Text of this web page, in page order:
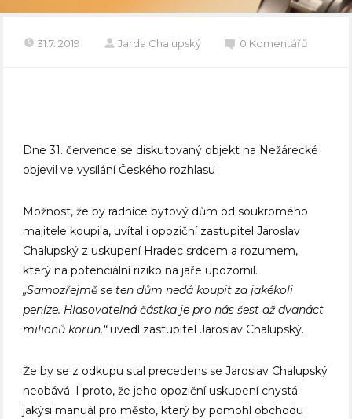
31.7. 2019 Jarda Chalupský 0 Komentářů
Dne 31. července se diskutovaný objekt na Nežárecké
objevil ve vysílání Českého rozhlasu
Možnost, že by radnice bytový dům od soukromého
majitele koupila, uvítal i opoziční zastupitel Jaroslav
Chalupský z uskupení Hradec srdcem a rozumem,
který na potenciální riziko na jaře upozornil.
„Samozřejmě se ten dům nedá koupit za jakékoli
peníze. Hlasovatelná částka je pro nás šest až dvanáct
milionů korun,“uvedl zastupitel Jaroslav Chalupský.
Že by se z odkupu stal precedens se Jaroslav Chalupský
neobává. I proto, že jeho opoziční uskupení chystá
jakýsi manuál pro město, který by pomohl obchodu